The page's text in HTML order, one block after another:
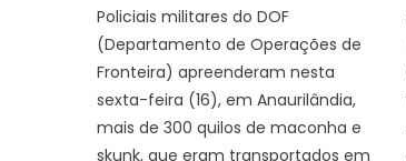
Policiais militares do DOF
(Departamento de Operações de
Fronteira) apreenderam nesta
sexta-feira (16), em Anaurilândia,
mais de 300 quilos de maconha e
skunk, que eram transportados em